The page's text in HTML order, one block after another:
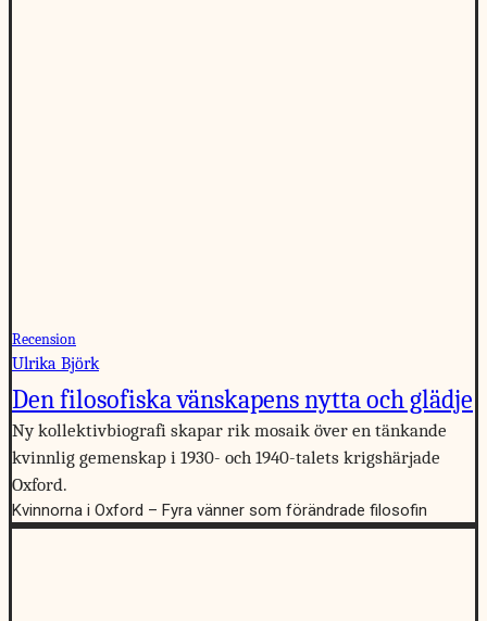
Recension
Ulrika Björk
Den filosofiska vänskapens nytta och glädje
Ny kollektivbiografi skapar rik mosaik över en tänkande
kvinnlig gemenskap i 1930- och 1940-talets krigshärjade
Oxford.
Kvinnorna i Oxford – Fyra vänner som förändrade filosofin